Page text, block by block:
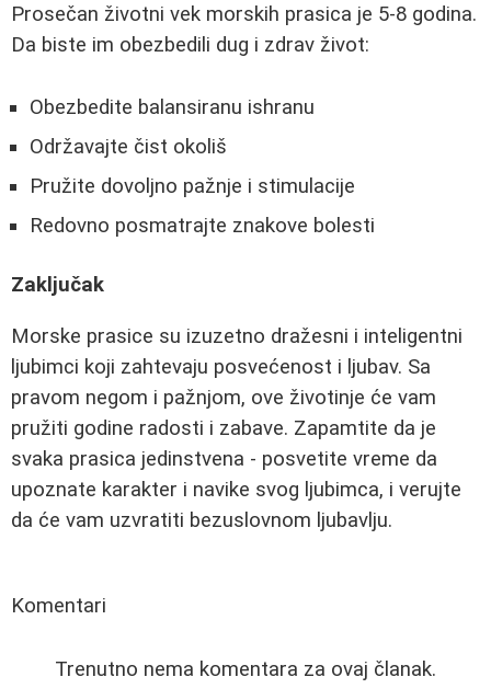
Prosečan životni vek morskih prasica je 5-8 godina.
Da biste im obezbedili dug i zdrav život:
Obezbedite balansiranu ishranu
Održavajte čist okoliš
Pružite dovoljno pažnje i stimulacije
Redovno posmatrajte znakove bolesti
Zaključak
Morske prasice su izuzetno dražesni i inteligentni
ljubimci koji zahtevaju posvećenost i ljubav. Sa
pravom negom i pažnjom, ove životinje će vam
pružiti godine radosti i zabave. Zapamtite da je
svaka prasica jedinstvena - posvetite vreme da
upoznate karakter i navike svog ljubimca, i verujte
da će vam uzvratiti bezuslovnom ljubavlju.
Komentari
Trenutno nema komentara za ovaj članak.